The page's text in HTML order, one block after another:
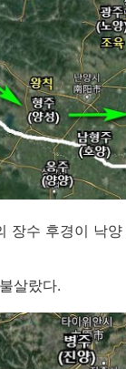
수 후경이 낙
살랐다.